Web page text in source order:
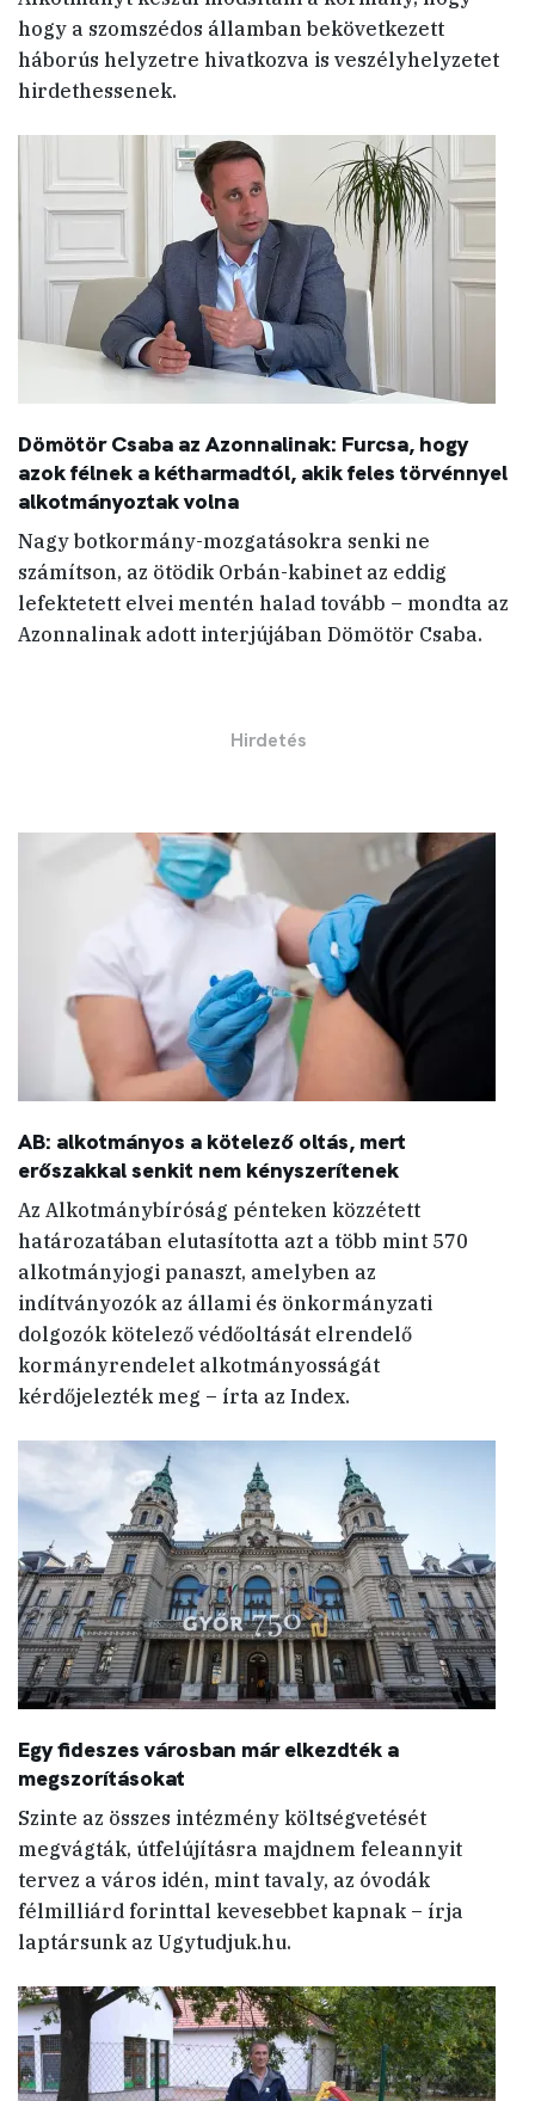
hogy a szomszédos államban bekövetkezett
háborús helyzetre hivatkozva is veszélyhelyzetet
hirdethessenek.
Dömötör Csaba az Azonnalinak: Furcsa, hogy
azok félnek a kétharmadtól, akik feles törvénnyel
alkotmányoztak volna
Nagy botkormány-mozgatásokra senki ne
számítson, az ötödik Orbán-kabinet az eddig
lefektetett elvei mentén halad tovább – mondta az
Azonnalinak adott interjújában Dömötör Csaba.
AB: alkotmányos a kötelező oltás, mert
erőszakkal senkit nem kényszerítenek
Az Alkotmánybíróság pénteken közzétett
határozatában elutasította azt a több mint 570
alkotmányjogi panaszt, amelyben az
indítványozók az állami és önkormányzati
dolgozók kötelező védőoltását elrendelő
kormányrendelet alkotmányosságát
kérdőjelezték meg – írta az Index.
Egy fideszes városban már elkezdték a
megszorításokat
Szinte az összes intézmény költségvetését
megvágták, útfelújításra majdnem feleannyit
tervez a város idén, mint tavaly, az óvodák
félmilliárd forinttal kevesebbet kapnak – írja
laptársunk az Ugytudjuk.hu.